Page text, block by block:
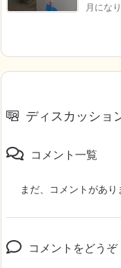
月にな
ディスカッショ
コメント一覧
まだ、コメントがあり
コメントをどうぞ